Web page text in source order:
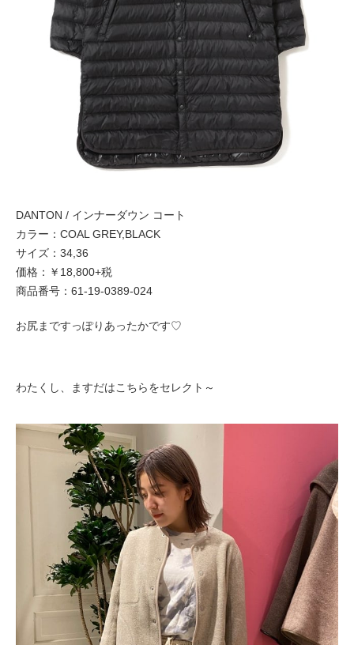
DANTON / インナーダウン コート
カラー：COAL GREY,BLACK
サイズ：34,36
価格：￥18,800+税
商品番号：61-19-0389-024
お尻まですっぽりあったかです♡
わたくし、ますだはこちらをセレクト～